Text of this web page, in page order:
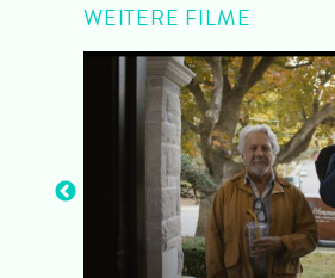
WEITERE FILME